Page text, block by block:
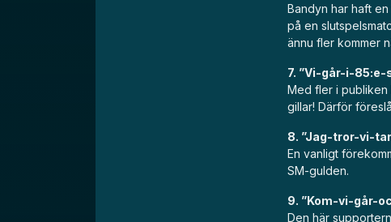
Bandyn har haft
på en
ännu fler kommer
7. ”Vi-går-i-
Med fler i publiken
gillar! Därför
8. ”Jag-tror-vi-
En vanligt
SM-gulden.
9. ”Kom-vi-går-
Den här